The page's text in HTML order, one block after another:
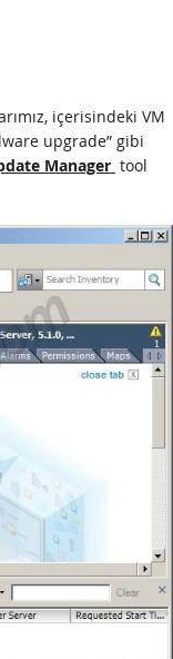
içerisindeki VM
upgrade” gibi
Manager tool